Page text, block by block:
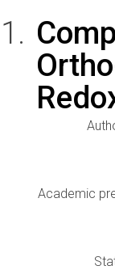
Academic